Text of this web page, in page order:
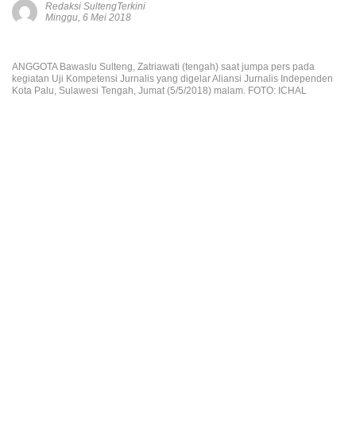
Redaksi SultengTerkini
Minggu, 6 Mei 2018
ANGGOTA Bawaslu Sulteng, Zatriawati (tengah) saat jumpa pers pada
kegiatan Uji Kompetensi Jurnalis yang digelar Aliansi Jurnalis Independen
Kota Palu, Sulawesi Tengah, Jumat (5/5/2018) malam. FOTO: ICHAL